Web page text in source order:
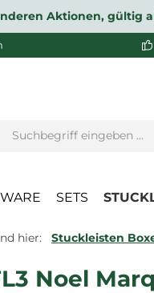
Aktionen,
SETS
hier: Stuckleisten
Noel